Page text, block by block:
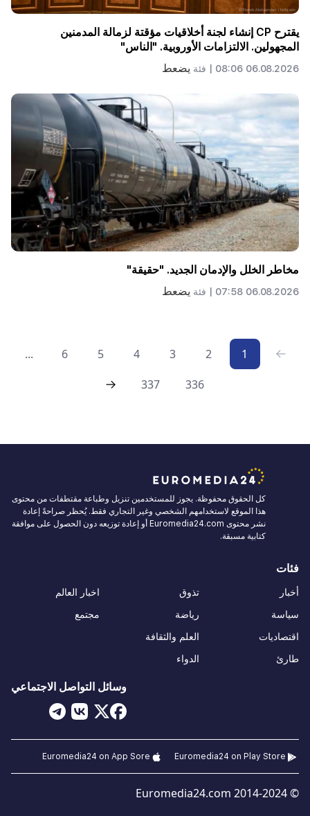
يقترح CP إنشاء لجنة أخلاقيات مؤقتة لزمالة المدمنين
المجهولين. الالتزامات الأوروبية. "الناس"
06.08.2026 08:06 | فئة يضعط
مخاطر الخلل والإدمان الجديد. "حقيقة"
06.08.2026 07:58 | فئة يضعط
1
2
3
4
5
6
...
336
337
كل الحقوق محفوظة. يجوز للمستخدمين تنزيل وطباعة مقتطفات من محتوى
هذا الموقع لاستخدامهم الشخصي وغير التجاري فقط. يُحظر صراحةً إعادة
نشر محتوى Euromedia24.com أو إعادة توزيعه دون الحصول على موافقة
كتابية مسبقة.
فئات
أخبار
سياسة
اقتصاديات
طارئ
تذوق
رياضة
العلم والثقافة
الدواء
اخبار العالم
مجتمع
وسائل التواصل الاجتماعي
© 2014-2024 Euromedia24.com
Euromedia24 on Play Store
Euromedia24 on App Sore